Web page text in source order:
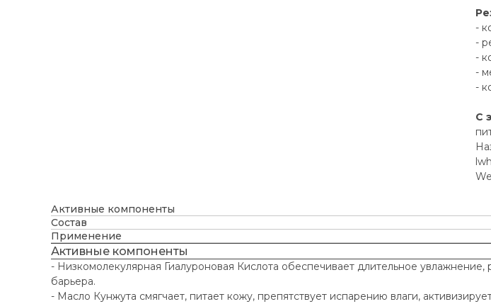
-
-
-
-
-
С
Активные компоненты
Состав
Применение
Активные компоненты
- Низкомолекулярная Гиалуроновая Кислота обеспечивает длительное
барьера.
- Масло Кунжута смягчает, питает кожу, препятствует испарению влаги,